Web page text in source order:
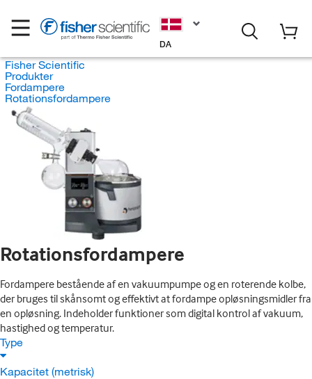
DA
Fisher Scientific
Produkter
Fordampere
Rotationsfordampere
Rotationsfordampere
Fordampere bestående af en vakuumpumpe og en roterende kolbe,
der bruges til skånsomt og effektivt at fordampe opløsningsmidler fra
en opløsning. Indeholder funktioner som digital kontrol af vakuum,
hastighed og temperatur.
Type
Kapacitet (metrisk)